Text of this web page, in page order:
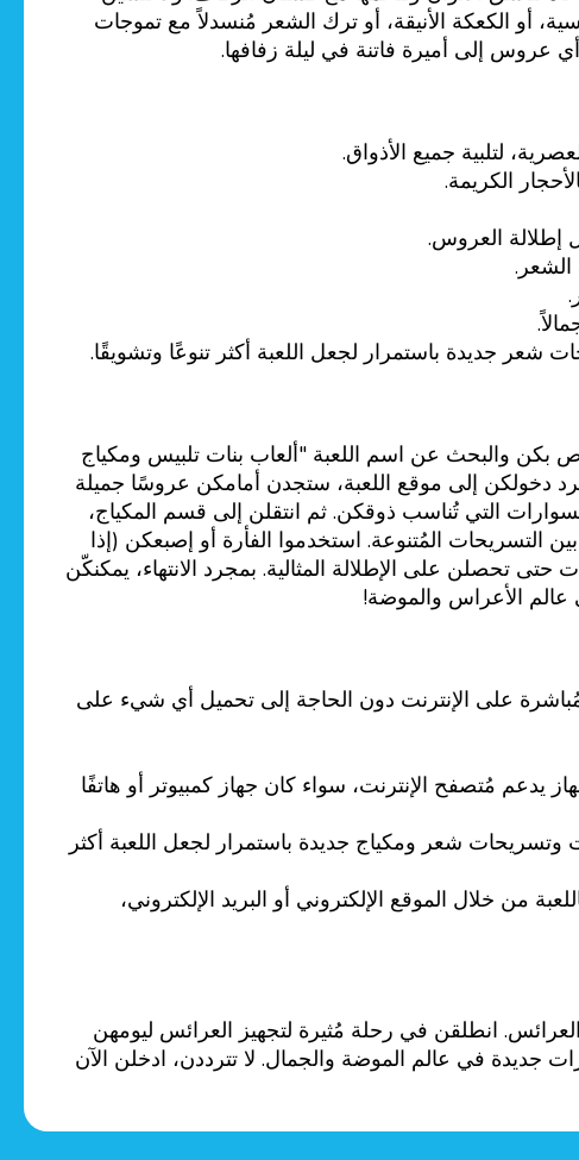
أو الكعكة الأنيقة، أو ترك الشعر مُنسدلاً مع تموجات
إلى أميرة فاتنة في ليلة زفافها.
لتلبية جميع الأذواق.
الكريمة.
إطلالة العروس.
الشعر.
جديدة باستمرار لجعل اللعبة أكثر تنوعًا وتشويقًا.
بكن والبحث عن اسم اللعبة "ألعاب بنات تلبيس ومكياج
دخولكن إلى موقع اللعبة، ستجدن أمامكن عروسًا جميلة
التي تُناسب ذوقكن. ثم انتقلن إلى قسم المكياج،
التسريحات المُتنوعة. استخدموا الفأرة أو إصبعكن (إذا
على الإطلالة المثالية. بمجرد الانتهاء، يمكنكّن
عالم الأعراس والموضة!
مُباشرة على الإنترنت دون الحاجة إلى تحميل أي شيء على
مُتصفح الإنترنت، سواء كان جهاز كمبيوتر أو هاتفًا
شعر ومكياج جديدة باستمرار لجعل اللعبة أكثر
خلال الموقع الإلكتروني أو البريد الإلكتروني،
انطلقن في رحلة مُثيرة لتجهيز العرائس ليومهن
جديدة في عالم الموضة والجمال. لا تترددن، ادخلن الآن